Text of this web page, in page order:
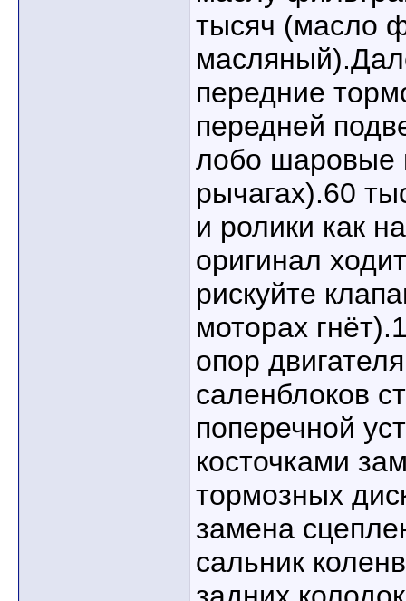
тысяч (масло
передние
передней
лобо шаровые
рычагах).60
и ролики как
оригинал
рискуйте
моторах
опор
саленблоков
поперечной
косточками
тормозных
замена
сальник